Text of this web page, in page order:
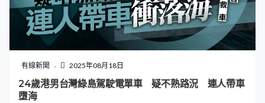
營，15日當天是涉事門店正式開業第一天，正進行「開業
有禮」活動，當時很多顧客都目擊事件。事後已閉店休
息，門店電話均提示關機。據死者家屬表示，他們來自江
蘇徐州沛縣，死者是一名17歲男生，是在店內打暑期工。
品牌方提供裝修設計 網民：自力更生好的孩子 據茉莉奶
白官網加盟資料顯示，茉莉奶白方面會提供統一的裝修設
計。品牌方與加盟者簽署正式合同後，用7至10個工作日
有線新聞 2025年08月18日
24歲港男台灣綠島駕駛電單車 疑不熟路況 連人帶車
墮海